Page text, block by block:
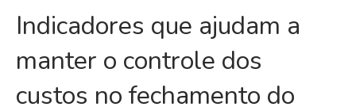
Indicadores que ajudam a
manter o controle dos
custos no fechamento do